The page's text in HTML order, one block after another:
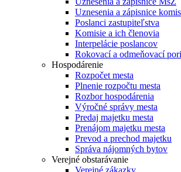
Uznesenia a zápisnice
Poslanci zastupiteľstva
Komisie a ich členovia
Interpelácie poslancov
Rokovací a odmeňovací
Hospodárenie
Rozpočet mesta
Plnenie rozpočtu mesta
Rozbor hospodárenia
Výročné správy mesta
Predaj majetku mesta
Prenájom majetku mesta
Prevod a prechod majetku
Správa nájomných bytov
Verejné obstarávanie